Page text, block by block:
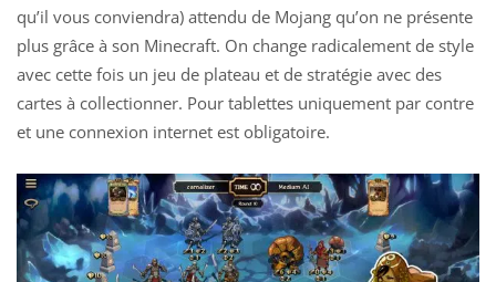
qu’il vous conviendra) attendu de Mojang qu’on ne présente
plus grâce à son Minecraft. On change radicalement de style
avec cette fois un jeu de plateau et de stratégie avec des
cartes à collectionner. Pour tablettes uniquement par contre
et une connexion internet est obligatoire.